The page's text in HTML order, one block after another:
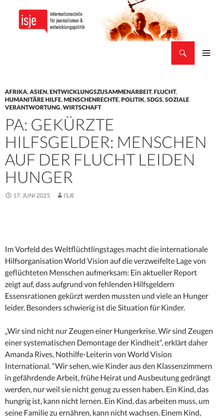
AFRIKA,ASIEN,ENTWICKLUNGSZUSAMMENARBEIT,FLUCHT,
HUMANITÄRE HILFE,MENSCHENRECHTE,POLITIK,SDGS,SOZIALE
VERANTWORTUNG,WIRTSCHAFT
PA: GEKÜRZTE
HILFSGELDER: MENSCHEN
AUF DER FLUCHT LEIDEN
HUNGER
17. JUNI 2025 ISJE
Im Vorfeld des Weltflüchtlingstages macht die internationale
Hilfsorganisation World Vision auf die verzweifelte Lage von
geflüchteten Menschen aufmerksam: Ein aktueller Report
zeigt auf, dass aufgrund von fehlenden Hilfsgeldern
Essensrationen gekürzt werden mussten und viele an Hunger
leider. Besonders schwierig ist die Situation für Kinder.
„Wir sind nicht nur Zeugen einer Hungerkrise. Wir sind Zeugen
einer systematischen Demontage der Kindheit“, erklärt daher
Amanda Rives, Nothilfe-Leiterin von World Vision
International. “Wir sehen, wie Kinder aus den Klassenzimmern
in gefährdende Arbeit, frühe Heirat und Ausbeutung gedrängt
werden, nur weil sie nicht genug zu essen haben. Ein Kind, das
hungrig ist, kann nicht lernen. Ein Kind, das arbeiten muss, um
seine Familie zu ernähren, kann nicht wachsen. Einem Kind,